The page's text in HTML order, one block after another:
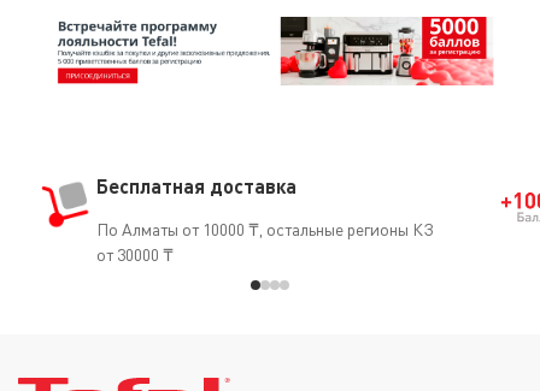
Бесплатная доставка
По Алматы от 10000 ₸, остальные регионы КЗ
от 30000 ₸